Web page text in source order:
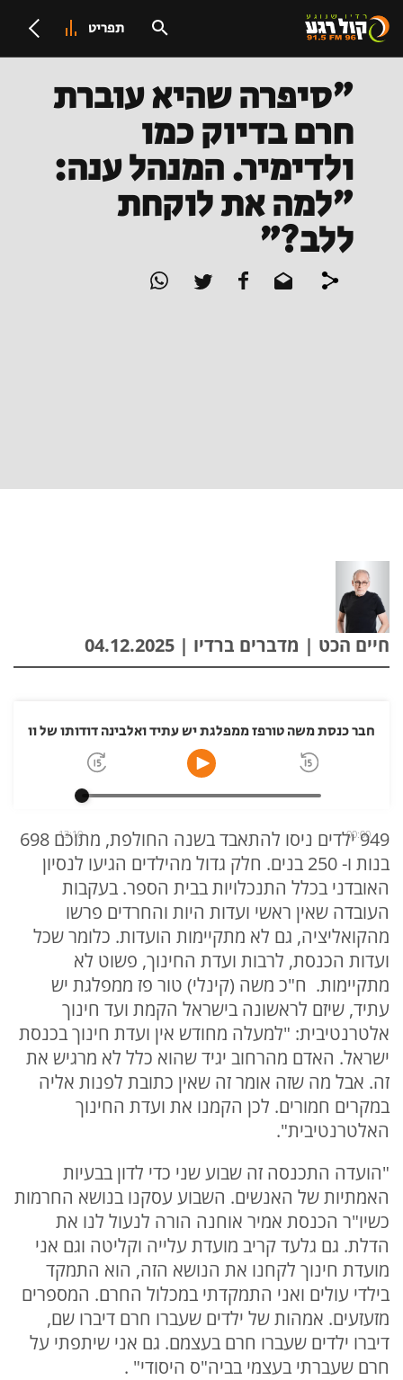
תפריט
"סיפרה שהיא עוברת
חרם בדיוק כמו
ולדימיר. המנהל ענה:
"למה את לוקחת
ללב?"
חיים הכט | מדברים ברדיו | 04.12.2025
חבר כנסת משה טורפז ממפלגת יש עתיד ואלבינה דודותו של
00:00
13:10
949 ילדים ניסו להתאבד בשנה החולפת, מתוכם 698
בנות ו- 250 בנים. חלק גדול מהילדים הגיעו לנסיון
האובדני בכלל התנכלויות בבית הספר. בעקבות
העובדה שאין ראשי ועדות היות והחרדים פרשו
מהקואליציה, גם לא מתקיימות הועדות. כלומר שכל
ועדות הכנסת, לרבות ועדת החינוך, פשוט לא
מתקיימות. ח"כ משה (קינלי) טור פז ממפלגת יש
עתיד, שיזם לראשונה בישראל הקמת ועד חינוך
אלטרנטיבית: "למעלה מחודש אין ועדת חינוך בכנסת
ישראל. האדם מהרחוב יגיד שהוא כלל לא מרגיש את
זה. אבל מה שזה אומר זה שאין כתובת לפנות אליה
במקרים חמורים. לכן הקמנו את ועדת החינוך
האלטרנטיבית".
"הועדה התכנסה זה שבוע שני כדי לדון בבעיות
האמתיות של האנשים. השבוע עסקנו בנושא החרמות
כשיו"ר הכנסת אמיר אוחנה הורה לנעול לנו את
הדלת. גם גלעד קריב מועדת עלייה וקליטה וגם אני
מועדת חינוך לקחנו את הנושא הזה, הוא התמקד
בילדי עולים ואני התמקדתי במכלול החרם. המספרים
מזעזעים. אמהות של ילדים שעברו חרם דיברו שם,
דיברו ילדים שעברו חרם בעצמם. גם אני שיתפתי על
חרם שעברתי בעצמי בביה"ס היסודי" .